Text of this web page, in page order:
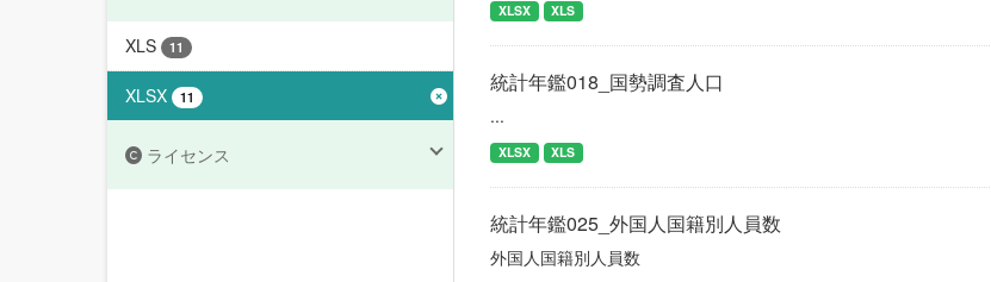
XLS 11
XLSX 11
ライセンス
XLSX XLS
統計年鑑018_国勢調査人口
...
XLSX XLS
統計年鑑025_外国人国籍別人員数
外国人国籍別人員数